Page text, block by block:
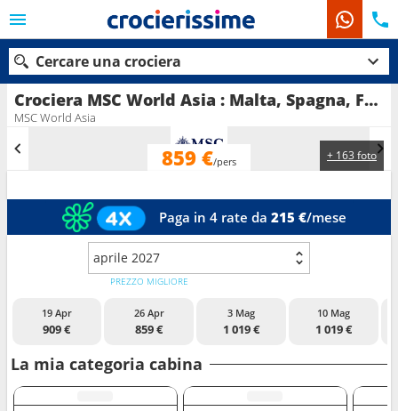
Crociera MSC World Asia : Malta, Spagna, Francia, Italia in partenza da Napoli
MSC World Asia
+ 163 foto
859 €/pers
Paga in 4 rate da 215 €/mese
aprile 2027
19 Apr
909 €
PREZZO MIGLIORE
26 Apr
859 €
3 Mag
1 019 €
10 Mag
1 019 €
La mia categoria cabina
Cercare una crociera
Le nostre destinazioni
Mesi di partenza
Porti Compagnie
Ricerca